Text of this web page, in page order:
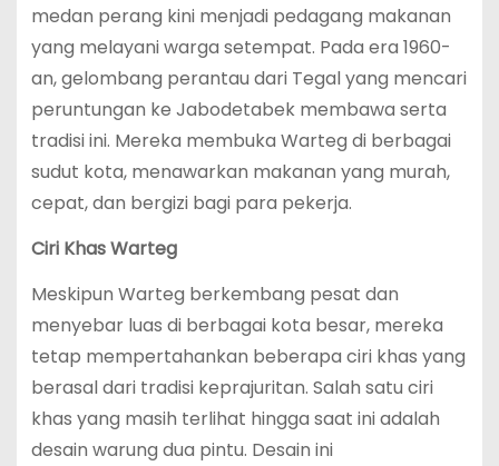
medan perang kini menjadi pedagang makanan
yang melayani warga setempat. Pada era 1960-
an, gelombang perantau dari Tegal yang mencari
peruntungan ke Jabodetabek membawa serta
tradisi ini. Mereka membuka Warteg di berbagai
sudut kota, menawarkan makanan yang murah,
cepat, dan bergizi bagi para pekerja.
Ciri Khas Warteg
Meskipun Warteg berkembang pesat dan
menyebar luas di berbagai kota besar, mereka
tetap mempertahankan beberapa ciri khas yang
berasal dari tradisi keprajuritan. Salah satu ciri
khas yang masih terlihat hingga saat ini adalah
desain warung dua pintu. Desain ini